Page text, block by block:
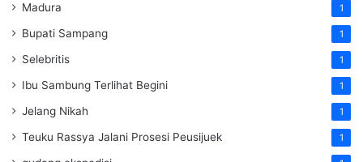
Madura 1
Bupati Sampang 1
Selebritis 1
Ibu Sambung Terlihat Begini 1
Jelang Nikah 1
Teuku Rassya Jalani Prosesi Peusijuek 1